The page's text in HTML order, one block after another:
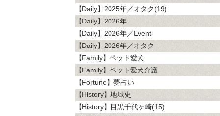
【Daily】2025年／オタク(19)
【Daily】2026年
【Daily】2026年／Event
【Daily】2026年／オタク
【Family】ペット愛犬
【Family】ペット愛犬介護
【Fortune】夢占い
【History】地域史
【History】目黒千代ヶ崎(15)